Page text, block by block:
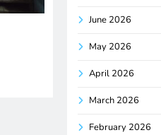
June 2026
May 2026
April 2026
March 2026
February 2026